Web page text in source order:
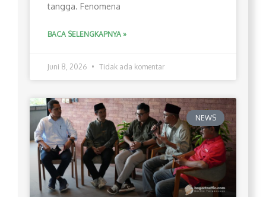
tangga. Fenomena
BACA SELENGKAPNYA »
Juni 8, 2026 Tidak ada komentar
NEWS